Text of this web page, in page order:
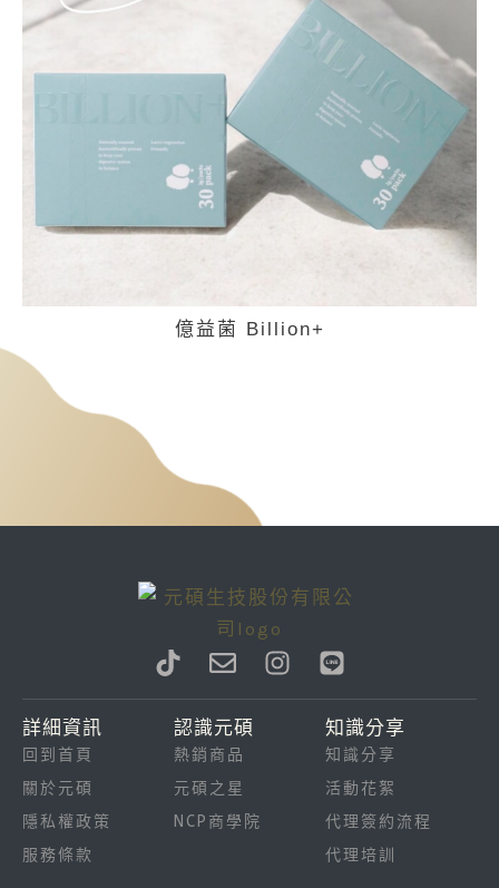
億益菌 Billion+
T
i
k
t
o
k
E
n
v
e
l
o
p
I
n
s
L
i
n
e
詳細資訊
回到首頁
關於元碩
隱私權政策
服務條款
認識元碩
熱銷商品
元碩之星
NCP商學院
知識分享
知識分享
活動花絮
代理簽約流程
代理培訓